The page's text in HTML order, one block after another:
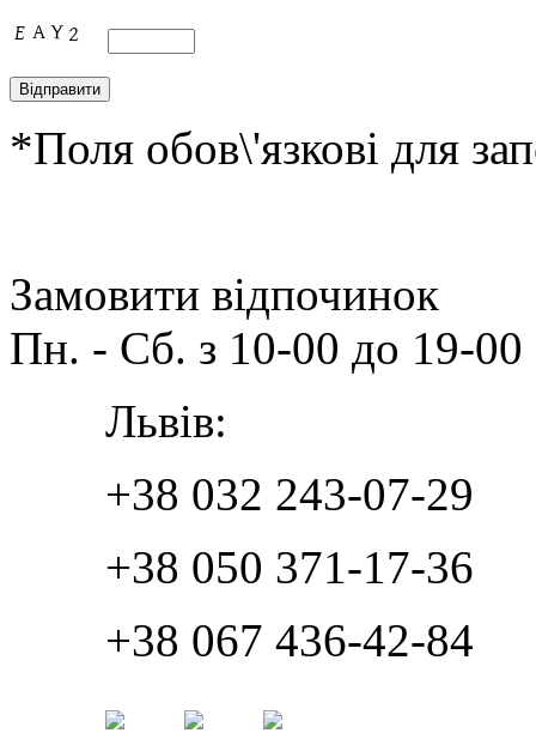
*Поля обов\'язкові для
Замовити відпочинок
Пн. - Сб. з 10-00 до 19-00
Львів:
+38 032 243-07-29
+38 050 371-17-36
+38 067 436-42-84